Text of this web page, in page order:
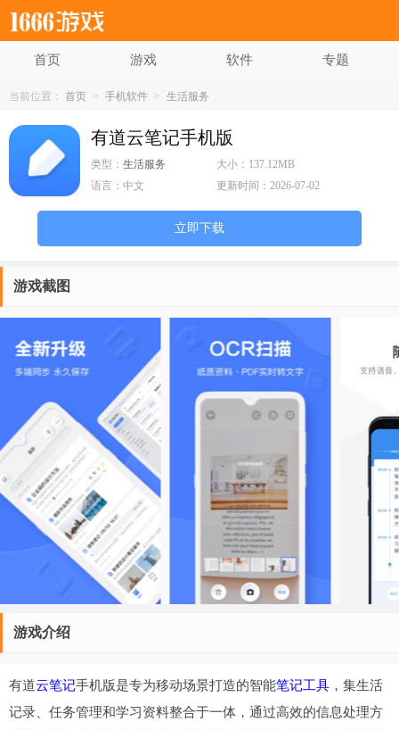
首页 游戏 软件 专题
当前位置： 首页 > 手机软件 > 生活服务
有道云笔记手机版
类型： 生活服务 大小： 137.12MB
语言： 中文 更新时间：2026-07-02
立即下载
游戏截图
游戏介绍
有道云笔记手机版是专为移动场景打造的智能笔记工具 ，集生活
记录、任务管理和学习资料整合于一体，通过高效的信息处理方